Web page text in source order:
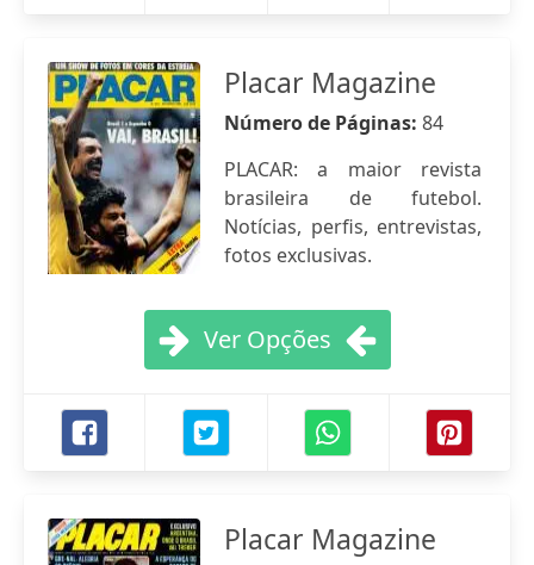
Placar Magazine
Número de Páginas: 84
PLACAR: a maior revista
brasileira de futebol.
Notícias, perfis, entrevistas,
fotos exclusivas.
Ver Opções
Placar Magazine